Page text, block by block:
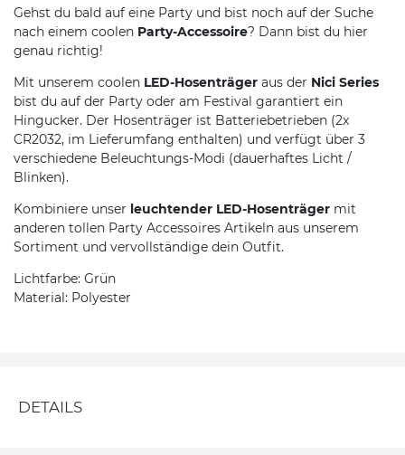
Gehst du bald auf eine Party und bist noch auf der Suche
nach einem coolen Party-Accessoire? Dann bist du hier
genau richtig!
Mit unserem coolen LED-Hosenträger aus der Nici Series
bist du auf der Party oder am Festival garantiert ein
Hingucker. Der Hosenträger ist Batteriebetrieben (2x
CR2032, im Lieferumfang enthalten) und verfügt über 3
verschiedene Beleuchtungs-Modi (dauerhaftes Licht /
Blinken).
Kombiniere unser leuchtender LED-Hosenträger mit
anderen tollen Party Accessoires Artikeln aus unserem
Sortiment und vervollständige dein Outfit.
Lichtfarbe: Grün
Material: Polyester
DETAILS